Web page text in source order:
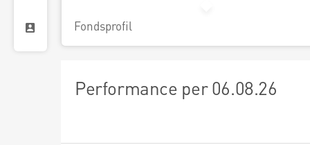
Fondsprofil
Performance per 06.08.26